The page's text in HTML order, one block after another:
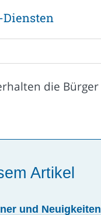
die
Artikel
und